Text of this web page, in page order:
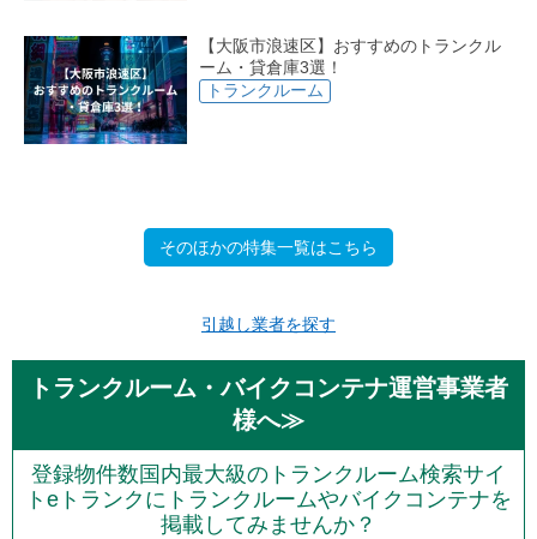
【大阪市浪速区】おすすめのトランクル
ーム・貸倉庫3選！
トランクルーム
そのほかの特集一覧はこちら
引越し業者を探す
トランクルーム・バイクコンテナ運営事業者
様へ≫
登録物件数国内最大級のトランクルーム検索サイ
トeトランクにトランクルームやバイクコンテナを
掲載してみませんか？